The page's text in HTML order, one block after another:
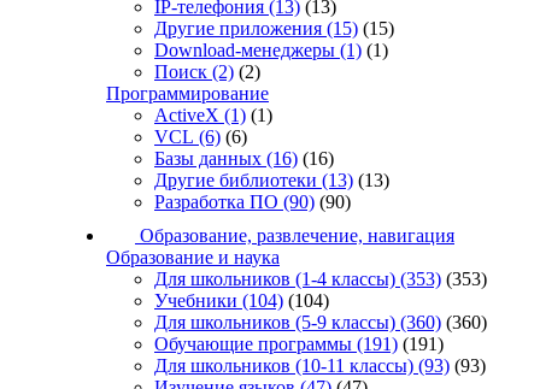
IP-телефония (13) (13)
Другие приложения (15) (15)
Download-менеджеры (1) (1)
Поиск (2) (2)
Программирование
ActiveX (1) (1)
VCL (6) (6)
Базы данных (16) (16)
Другие библиотеки (13) (13)
Разработка ПО (90) (90)
Образование, развлечение, навигация
Образование и наука
Для школьников (1-4 классы) (353) (353)
Учебники (104) (104)
Для школьников (5-9 классы) (360) (360)
Обучающие программы (191) (191)
Для школьников (10-11 классы) (93) (93)